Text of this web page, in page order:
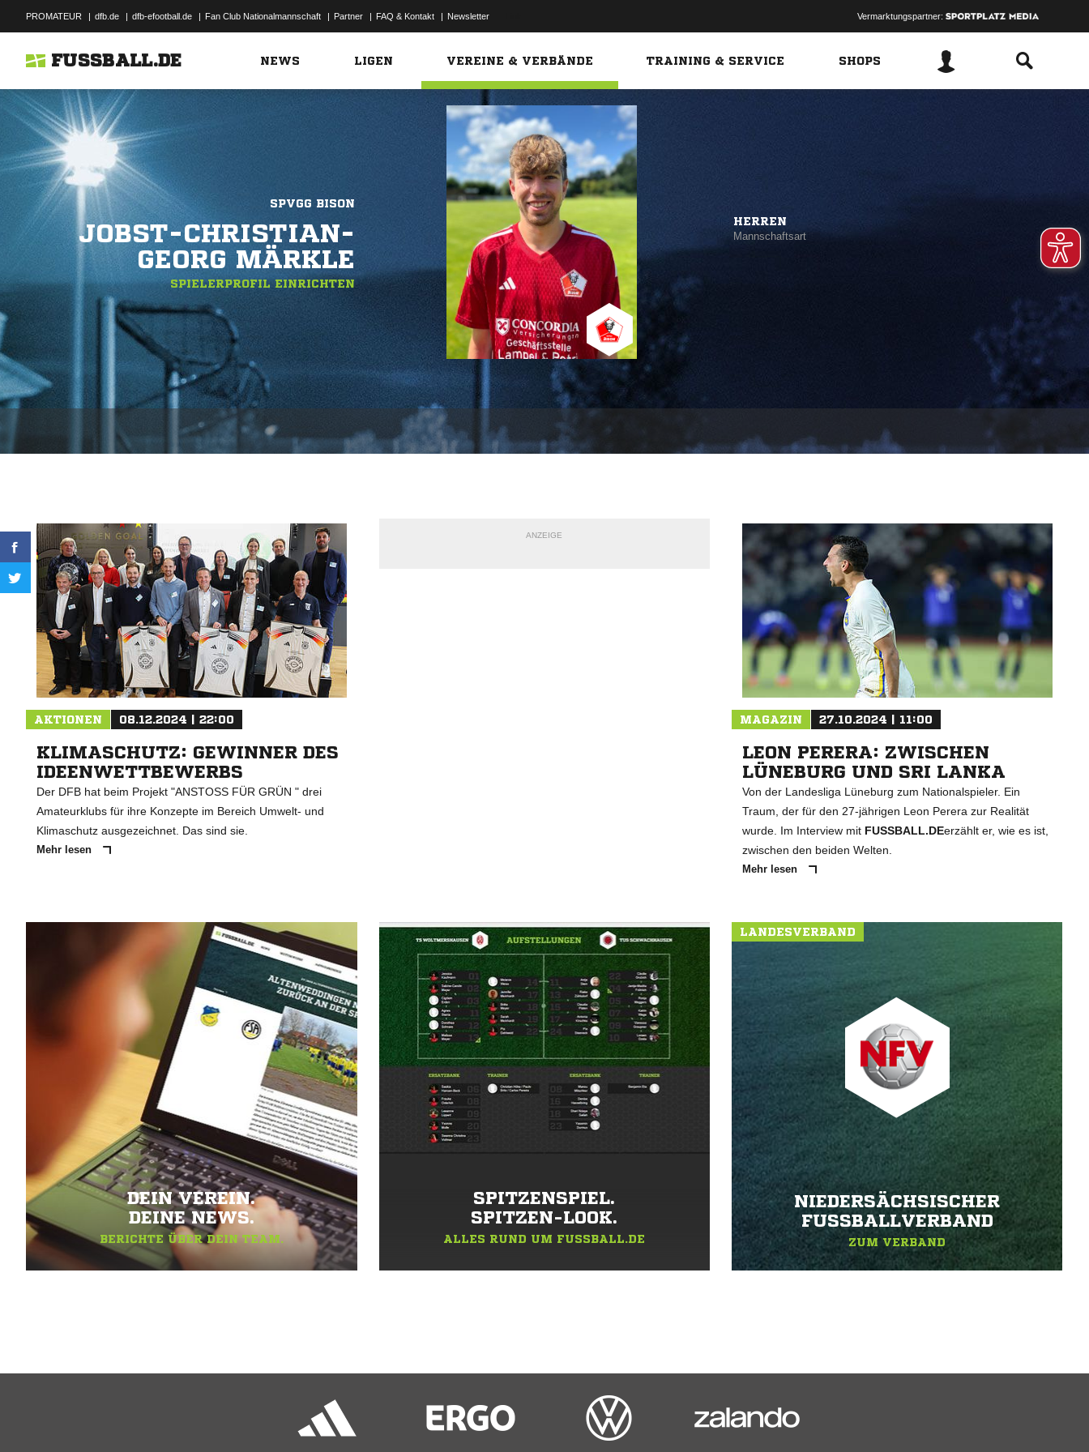
PROMATEUR | dfb.de | dfb-efootball.de | Fan Club Nationalmannschaft | Partner | FAQ & Kontakt | Newsletter Vermarktungspartner:
FUSSBALL.DE NEWS LIGEN VEREINE & VERBÄNDE TRAINING & SERVICE SHOPS
SPVGG BISON
JOBST-CHRISTIAN-
GEORG MÄRKLE
SPIELERPROFIL EINRICHTEN
HERREN
Mannschaftsart
AKTIONEN 08.12.2024 | 22:00
KLIMASCHUTZ: GEWINNER DES
IDEENWETTBEWERBS
Der DFB hat beim Projekt "ANSTOSS FÜR GRÜN " drei
Amateurklubs für ihre Konzepte im Bereich Umwelt- und
Klimaschutz ausgezeichnet. Das sind sie.
Mehr lesen
ANZEIGE
MAGAZIN 27.10.2024 | 11:00
LEON PERERA: ZWISCHEN
LÜNEBURG UND SRI LANKA
Von der Landesliga Lüneburg zum Nationalspieler. Ein
Traum, der für den 27-jährigen Leon Perera zur Realität
wurde. Im Interview mit FUSSBALL.DEerzählt er, wie es ist,
zwischen den beiden Welten.
Mehr lesen
DEIN VEREIN.
DEINE NEWS.
BERICHTE ÜBER DEIN TEAM.
SPITZENSPIEL.
SPITZEN-LOOK.
ALLES RUND UM FUSSBALL.DE
LANDESVERBAND
NIEDERSÄCHSISCHER
FUSSBALLVERBAND
ZUM VERBAND